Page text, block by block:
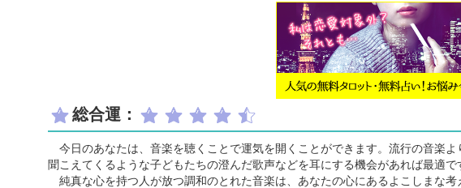
総合運：
今日のあなたは、音楽を聴くことで運気を開くことができます。流行の音楽
聞こえてくるような子どもたちの澄んだ歌声などを耳にする機会があれば最適で
純真な心を持つ人が放つ調和のとれた音楽は、あなたの心にあるよこしまな